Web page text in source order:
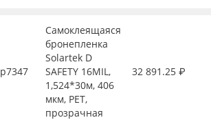
р7347
Самоклеящаяся
бронепленка
Solartek D
SAFETY 16MIL,
1,524*30м, 406
мкм, PET,
прозрачная
32 891.25 ₽